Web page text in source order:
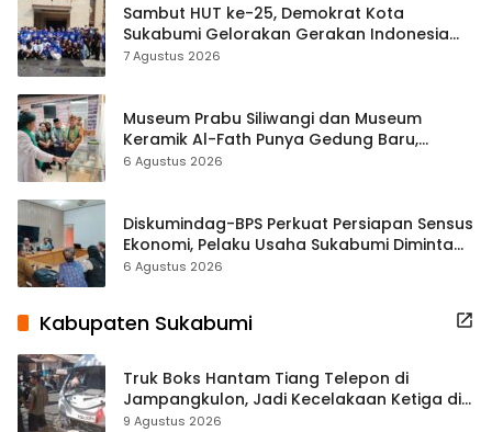
Sambut HUT ke-25, Demokrat Kota
Sukabumi Gelorakan Gerakan Indonesia
ASRI Lewat Aksi Bersih Masjid Agung
7 Agustus 2026
Museum Prabu Siliwangi dan Museum
Keramik Al-Fath Punya Gedung Baru,
Hampir 500 Koleksi Dipisahkan
6 Agustus 2026
Diskumindag-BPS Perkuat Persiapan Sensus
Ekonomi, Pelaku Usaha Sukabumi Diminta
Terbuka Beri Data
6 Agustus 2026
Kabupaten Sukabumi
Truk Boks Hantam Tiang Telepon di
Jampangkulon, Jadi Kecelakaan Ketiga di
Titik yang Sama
9 Agustus 2026